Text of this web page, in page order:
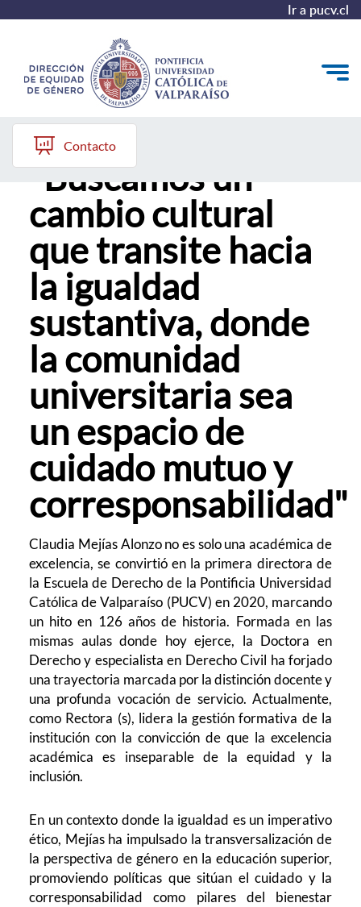
Ir a pucv.cl
Quiénes somos
Diagnóstico y Política
Plan de Acción
Modelo de Prevención
Repositorio
Redes de Trabajo
Contacto
Claudia Mejías:
"Buscamos un
cambio cultural
que transite hacia
la igualdad
sustantiva, donde
la comunidad
universitaria sea
un espacio de
cuidado mutuo y
corresponsabilidad"
Claudia Mejías Alonzo no es solo una académica de
excelencia, se convirtió en la primera directora de
la Escuela de Derecho de la Pontificia Universidad
Católica de Valparaíso (PUCV) en 2020, marcando
un hito en 126 años de historia. Formada en las
mismas aulas donde hoy ejerce, la Doctora en
Derecho y especialista en Derecho Civil ha forjado
una trayectoria marcada por la distinción docente y
una profunda vocación de servicio. Actualmente,
como Rectora (s), lidera la gestión formativa de la
institución con la convicción de que la excelencia
académica es inseparable de la equidad y la
inclusión.
En un contexto donde la igualdad es un imperativo
ético, Mejías ha impulsado la transversalización de
la perspectiva de género en la educación superior,
promoviendo políticas que sitúan el cuidado y la
corresponsabilidad como pilares del bienestar